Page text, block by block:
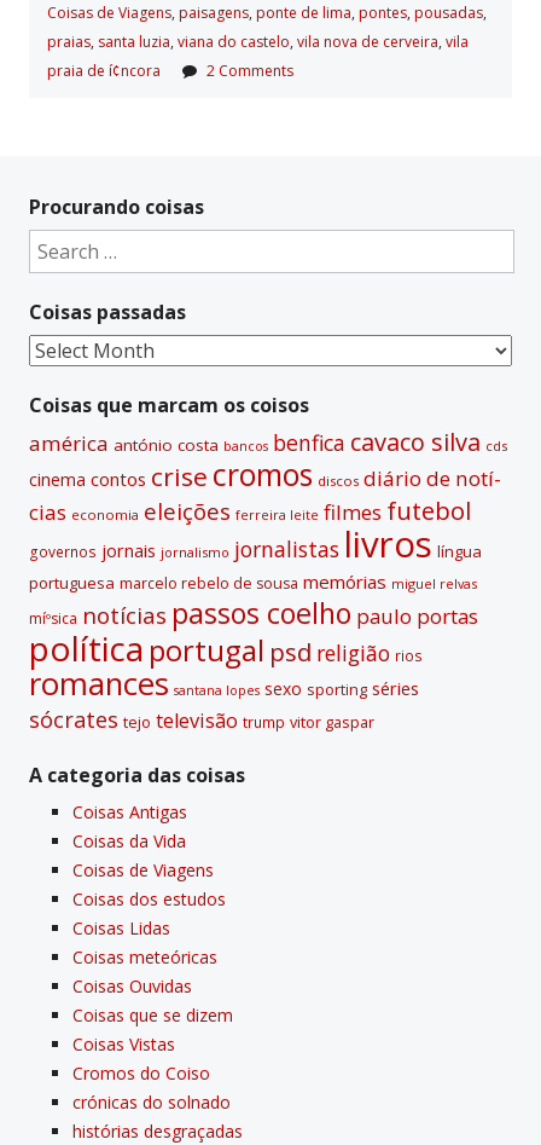
Coisas de Viagens, paisagens, ponte de lima, pontes, pousadas,
praias, santa luzia, viana do castelo, vila nova de cerveira, vila
praia de í¢ncora
2 Comments
Procurando coisas
Search
for:
Coisas passadas
Coisas
Coisas que marcam os coisos
américa antónio costa bancos benfica cavaco silva cds
cinema contos crise cromos discos diário de notí­
cias economia eleições ferreira leite filmes futebol
governos jornais jornalismo jornalistas livros lí­ngua
portuguesa marcelo rebelo de sousa memórias miguel relvas
míºsica notí­cias passos coelho paulo portas
polí­tica portugal psd religião rios
romances santana lopes sexo sporting séries
sócrates tejo televisão trump vitor gaspar
A categoria das coisas
Coisas Antigas
Coisas da Vida
Coisas de Viagens
Coisas dos estudos
Coisas Lidas
Coisas meteóricas
Coisas Ouvidas
Coisas que se dizem
Coisas Vistas
Cromos do Coiso
crónicas do solnado
histórias desgraçadas